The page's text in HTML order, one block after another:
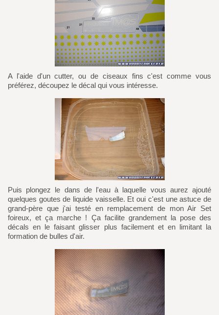
A l'aide d'un cutter, ou de ciseaux fins c'est comme vous
préférez, découpez le décal qui vous intéresse.
Puis plongez le dans de l'eau à laquelle vous aurez ajouté
quelques goutes de liquide vaisselle. Et oui c'est une astuce de
grand-père que j'ai testé en remplacement de mon Air Set
foireux, et ça marche ! Ça facilite grandement la pose des
décals en le faisant glisser plus facilement et en limitant la
formation de bulles d'air.